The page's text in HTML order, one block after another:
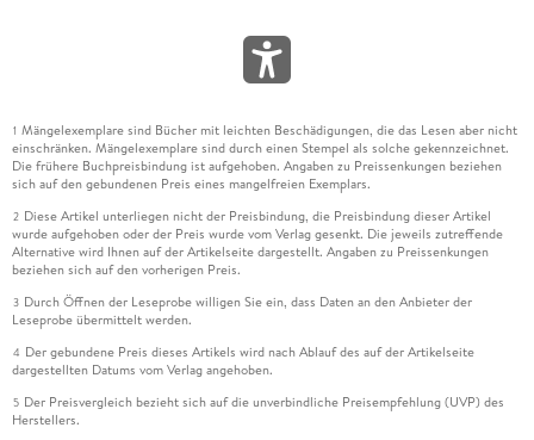
1 Mängelexemplare sind Bücher mit leichten Beschädigungen, die das Lesen aber nicht
einschränken. Mängelexemplare sind durch einen Stempel als solche gekennzeichnet.
Die frühere Buchpreisbindung ist aufgehoben. Angaben zu Preissenkungen beziehen
sich auf den gebundenen Preis eines mangelfreien Exemplars.
2 Diese Artikel unterliegen nicht der Preisbindung, die Preisbindung dieser Artikel
wurde aufgehoben oder der Preis wurde vom Verlag gesenkt. Die jeweils zutreffende
Alternative wird Ihnen auf der Artikelseite dargestellt. Angaben zu Preissenkungen
beziehen sich auf den vorherigen Preis.
3 Durch Öffnen der Leseprobe willigen Sie ein, dass Daten an den Anbieter der
Leseprobe übermittelt werden.
4 Der gebundene Preis dieses Artikels wird nach Ablauf des auf der Artikelseite
dargestellten Datums vom Verlag angehoben.
5 Der Preisvergleich bezieht sich auf die unverbindliche Preisempfehlung (UVP) des
Herstellers.